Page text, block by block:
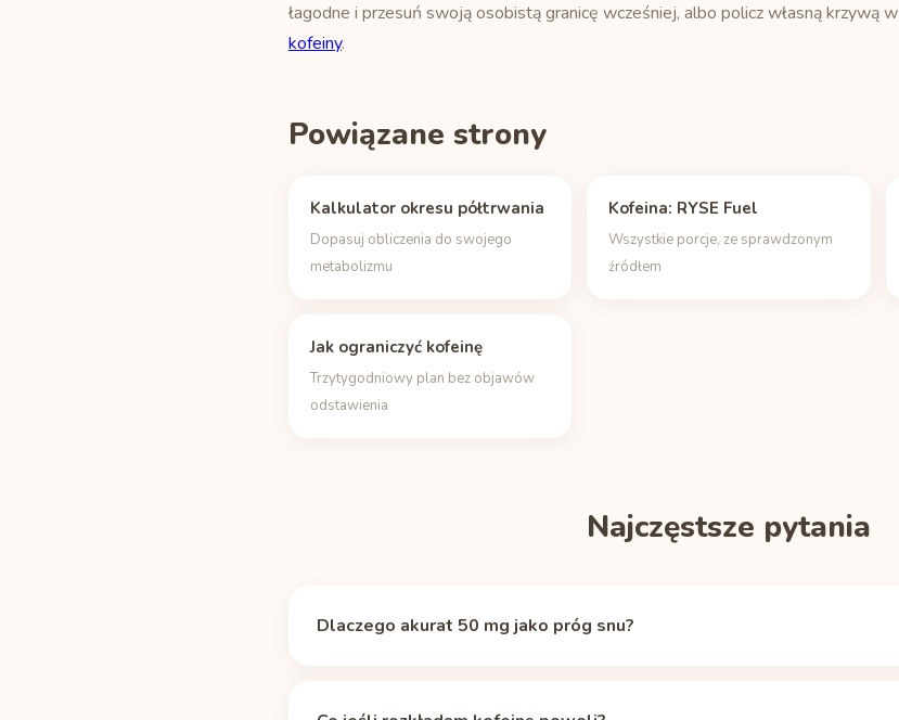
łagodne i przesuń swoją osobistą granicę wcześniej, albo policz własną krzywą w
kofeiny.
Powiązane strony
Kalkulator okresu półtrwania
Dopasuj obliczenia do swojego
metabolizmu
Kofeina: RYSE Fuel
Wszystkie porcje, ze sprawdzonym
źródłem
Jak ograniczyć kofeinę
Trzytygodniowy plan bez objawów
odstawienia
Najczęstsze pytania
Dlaczego akurat 50 mg jako próg snu?